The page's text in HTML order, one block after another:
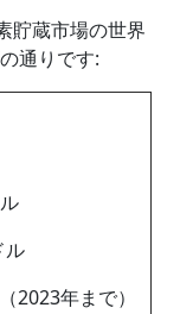
貯蔵市場の世界
通りです:
ル
2023年まで）